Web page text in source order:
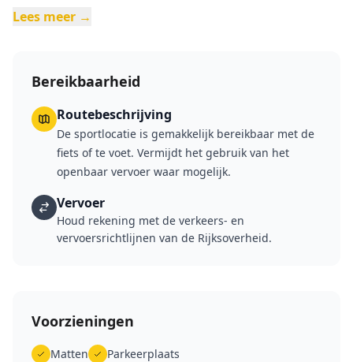
ieders niveau en gericht zijn op algemene fitheid en
Lees meer →
Bereikbaarheid
Routebeschrijving
De sportlocatie is gemakkelijk bereikbaar met de
fiets of te voet. Vermijdt het gebruik van het
openbaar vervoer waar mogelijk.
Vervoer
Houd rekening met de verkeers- en
vervoersrichtlijnen van de Rijksoverheid.
Voorzieningen
Matten Parkeerplaats